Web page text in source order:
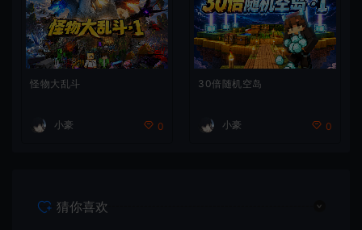
怪物大乱斗
小豪 0
30倍随机空岛
小豪 0
猜你喜欢